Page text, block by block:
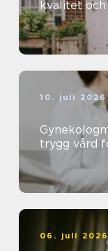
kvalitet
10. juli 2026
trygg vård
06. juli 2026